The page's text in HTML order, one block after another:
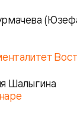
Шалыгина